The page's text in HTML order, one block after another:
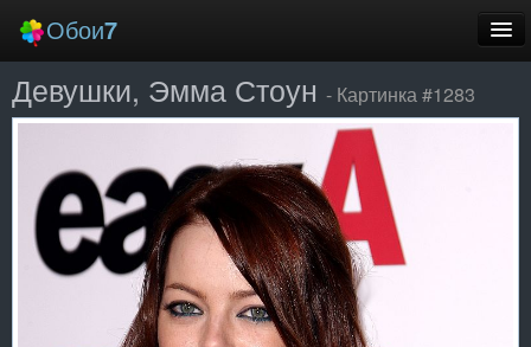
Обои7
Новые
Лучшие
Случайные
Заставки
Девушки, Эмма Стоун - Картинка #1283